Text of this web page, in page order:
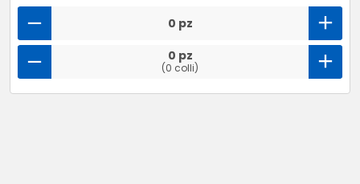
0 pz
0 pz
(0 colli)